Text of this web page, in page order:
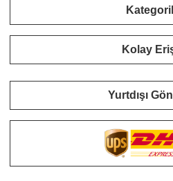
Kolay
Yurtdışı